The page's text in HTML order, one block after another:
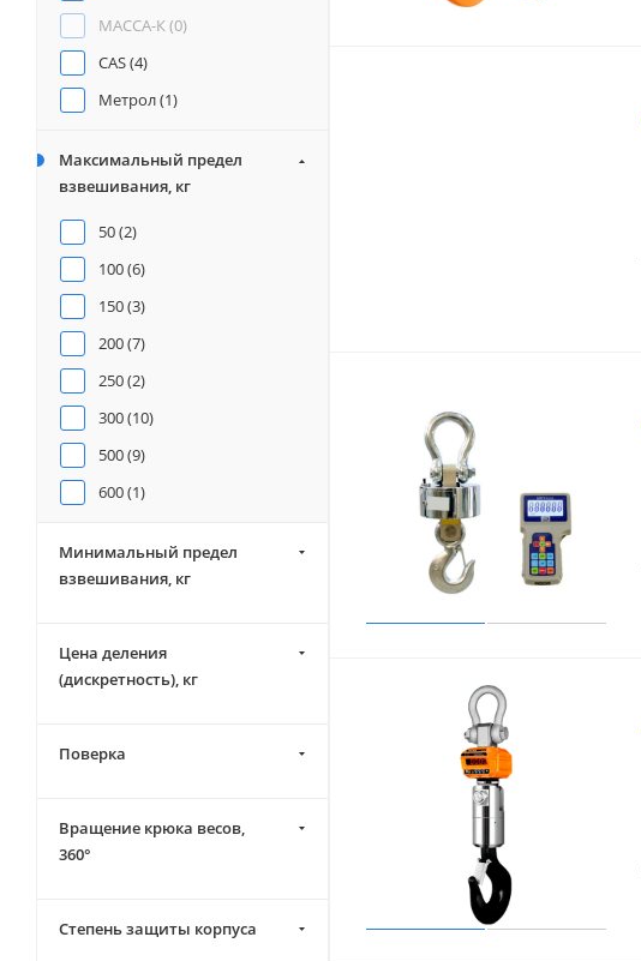
МАССА-К (0)
CAS (4)
Метрол (1)
Максимальный предел
взвешивания, кг
50 (2)
100 (6)
150 (3)
200 (7)
250 (2)
300 (10)
500 (9)
600 (1)
5000 (35)
7500 (
12000 (6)
30000 (11)
Минимальный предел
взвешивания, кг
Цена деления
(дискретность), кг
Поверка
Вращение крюка весов,
360°
Степень защиты корпуса